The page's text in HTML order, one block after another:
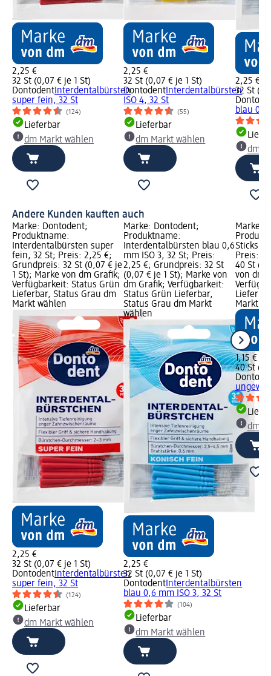
2,25 €
32 St (0,07 € je 1 St)
DontodentInterdentalbürsten
super fein, 32 St
(124)
Lieferbar
dm Markt wählen
2,25 €
32 St (0,07 € je 1 St)
DontodentInterdentalbürsten
ISO 4, 32 St
(55)
Lieferbar
dm Markt wählen
2,25 €
32 St
blau 0,6
dm
Andere Kunden kauften auch
Marke: Dontodent;
Produktname:
Interdentalbürsten super
fein, 32 St; Preis: 2,25 €;
Grundpreis: 32 St (0,07 € je
1 St); Marke von dm Grafik;
Verfügbarkeit: Status Grün
Lieferbar, Status Grau dm
Markt wählen
2,25 €
32 St (0,07 € je 1 St)
DontodentInterdentalbürsten
super fein, 32 St
(124)
Lieferbar
dm Markt wählen
Marke: Dontodent;
Produktname:
Interdentalbürsten blau 0,6
mm ISO 3, 32 St; Preis:
2,25 €; Grundpreis: 32 St
(0,07 € je 1 St); Marke von
dm Grafik; Verfügbarkeit:
Status Grün Lieferbar,
Status Grau dm Markt
wählen
2,25 €
32 St (0,07 € je 1 St)
DontodentInterdentalbürsten
blau 0,6 mm ISO 3, 32 St
(104)
Lieferbar
dm Markt wählen
Marke:
Sticks
Preis:
40 St
von dm
Markt
1,15 €
40 St
dm